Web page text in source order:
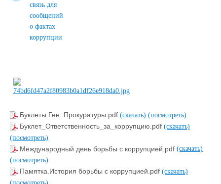
связь для
сообщений
о фактах
коррупции
Буклеты Ген. Прокуратуры.pdf (скачать) (посмотреть)
Буклет_Ответственность_за_коррупцию.pdf (скачать)
(посмотреть)
Международный день борьбы с коррупцией.pdf (скачать)
(посмотреть)
Памятка.История борьбы с коррупцией.pdf (скачать)
(посмотреть)